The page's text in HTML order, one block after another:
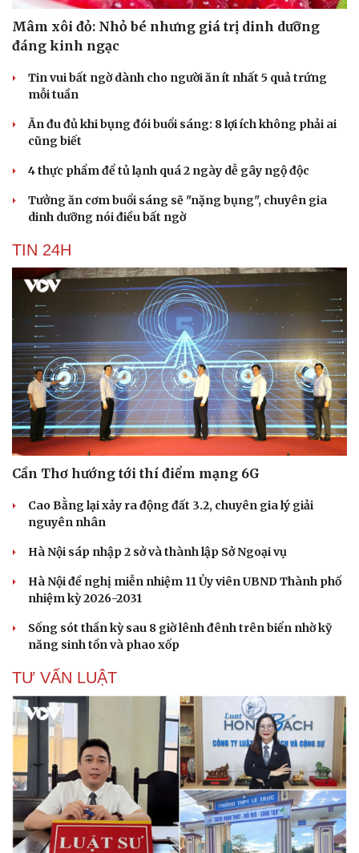
Văn hóa
Văn học
Âm nhạc
Di sản
Thời trang
Sao Việt
Mâm xôi đỏ: Nhỏ bé nhưng giá trị dinh dưỡng
đáng kinh ngạc
Tin vui bất ngờ dành cho người ăn ít nhất 5 quả trứng
mỗi tuần
Ăn đu đủ khi bụng đói buổi sáng: 8 lợi ích không phải ai
cũng biết
4 thực phẩm để tủ lạnh quá 2 ngày dễ gây ngộ độc
Tưởng ăn cơm buổi sáng sẽ "nặng bụng", chuyên gia
dinh dưỡng nói điều bất ngờ
TIN 24H
Cần Thơ hướng tới thí điểm mạng 6G
Cao Bằng lại xảy ra động đất 3.2, chuyên gia lý giải
nguyên nhân
Hà Nội sáp nhập 2 sở và thành lập Sở Ngoại vụ
Hà Nội đề nghị miễn nhiệm 11 Ủy viên UBND Thành phố
nhiệm kỳ 2026-2031
Sống sót thần kỳ sau 8 giờ lênh đênh trên biển nhờ kỹ
năng sinh tồn và phao xốp
TƯ VẤN LUẬT